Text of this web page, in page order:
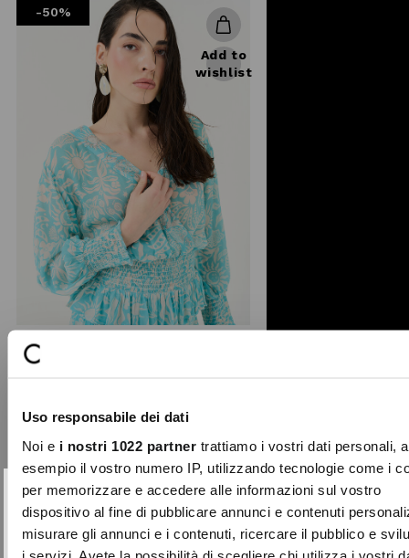
Uso responsabile dei dati
Noi e i nostri 1022 partnertrattiamo i vostri dati personali,
esempio il vostro numero IP, utilizzando tecnologie come i
per memorizzare e accedere alle informazioni sul vostro
dispositivo al fine di pubblicare annunci e contenuti
misurare gli annunci e i contenuti, ricercare il pubblico e
i servizi. Avete la possibilità di scegliere chi utilizza i vostri
-50%
Add to
wishlist
collection evokes a light, summer
atmosphere. Crafted from ...
reduced
from
€99.00 to €49.50
-50%
Close
SUBSCRIBE TO OUR
NEWSLETTER